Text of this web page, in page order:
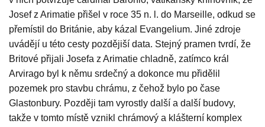
Josef z Arimatie přišel v roce 35 n. l. do Marseille, odkud se
přemístil do Británie, aby kázal Evangelium. Jiné zdroje
uvádějí u této cesty pozdějiší data. Stejný pramen tvrdí, že
Britové přijali Josefa z Arimatie chladně, zatímco král
Arvirago byl k němu srdečný a dokonce mu přidělil
pozemek pro stavbu chrámu, z čehož bylo po čase
Glastonbury. Později tam vyrostly další a další budovy,
takže v tomto místě vznikl chrámový a klášterní komplex